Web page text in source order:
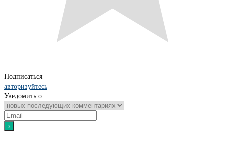
Подписаться
авторизуйтесь
Уведомить о